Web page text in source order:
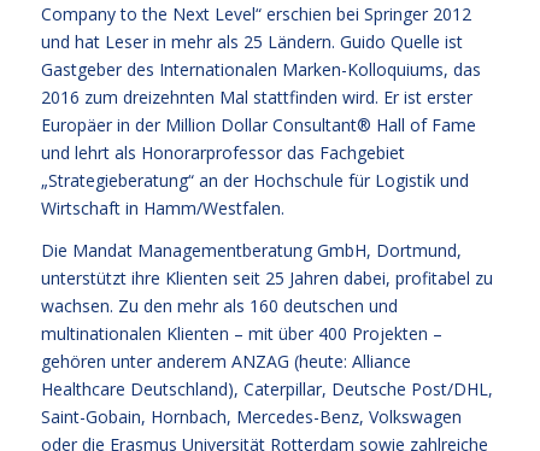
Company to the Next Level“ erschien bei Springer 2012
und hat Leser in mehr als 25 Ländern. Guido Quelle ist
Gastgeber des Internationalen Marken-Kolloquiums, das
2016 zum dreizehnten Mal stattfinden wird. Er ist erster
Europäer in der Million Dollar Consultant® Hall of Fame
und lehrt als Honorarprofessor das Fachgebiet
„Strategieberatung“ an der Hochschule für Logistik und
Wirtschaft in Hamm/Westfalen.
Die Mandat Managementberatung GmbH, Dortmund,
unterstützt ihre Klienten seit 25 Jahren dabei, profitabel zu
wachsen. Zu den mehr als 160 deutschen und
multinationalen Klienten – mit über 400 Projekten –
gehören unter anderem ANZAG (heute: Alliance
Healthcare Deutschland), Caterpillar, Deutsche Post/DHL,
Saint-Gobain, Hornbach, Mercedes-Benz, Volkswagen
oder die Erasmus Universität Rotterdam sowie zahlreiche